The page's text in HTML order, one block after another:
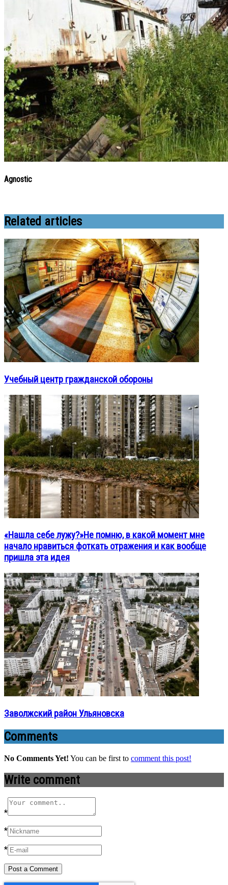
Agnostic
Related articles
Учебный центр гражданской обороны
«Нашла себе лужу?»Не помню, в какой момент мне
начало нравиться фоткать отражения и как вообще
пришла эта идея
Заволжский район Ульяновска
Comments
No Comments Yet! You can be first to comment this post!
Write comment
*
*
*